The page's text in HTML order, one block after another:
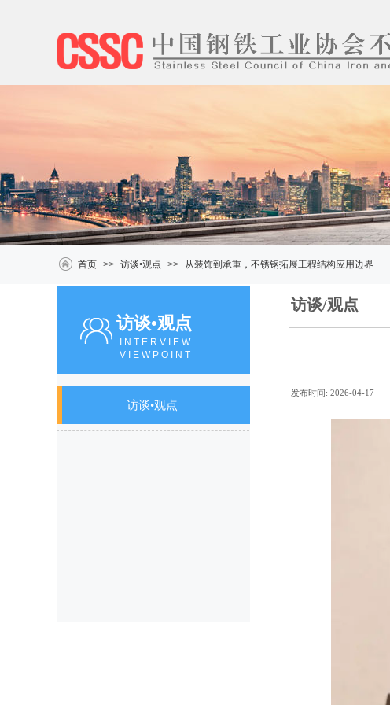
首页 >> 访谈•观点 >> 从装饰到承重，不锈钢拓展工程结构应用边界
访谈•观点
INTERVIEW
VIEWPOINT
访谈•观点
访谈/观点
发布时间: 2026-04-17